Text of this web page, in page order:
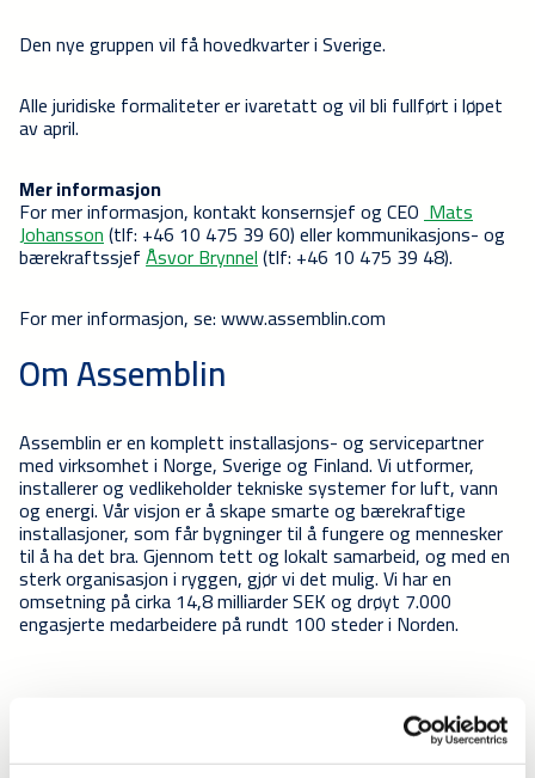
Den nye gruppen vil få hovedkvarter i Sverige.
Alle juridiske formaliteter er ivaretatt og vil bli fullført i løpet
av april.
Mer informasjon
For mer informasjon, kontakt konsernsjef og CEOMats
Johansson(tlf: +46 10 475 39 60) eller kommunikasjons- og
bærekraftssjefÅsvor Brynnel(tlf: +46 10 475 39 48).
For mer informasjon, se:www.assemblin.com
Om Assemblin
Assemblin er en komplett installasjons- og servicepartner
med virksomhet i Norge, Sverige og Finland. Vi utformer,
installerer og vedlikeholder tekniske systemer for luft, vann
og energi. Vår visjon er å skape smarte og bærekraftige
installasjoner, som får bygninger til å fungere og mennesker
til å ha det bra. Gjennom tett og lokalt samarbeid, og med en
sterk organisasjon i ryggen, gjør vi det mulig. Vi har en
omsetning på cirka 14,8 milliarder SEK og drøyt 7.000
engasjerte medarbeidere på rundt 100 steder i Norden.